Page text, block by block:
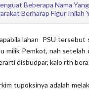
Beberapa Nama
Berharap Figur Inilah
lahan PSU tersebut
milik Pemkot, nah setelah
disbudpar, kalo rth
tupoksinya adalah